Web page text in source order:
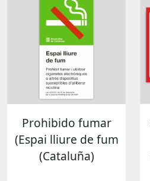
Prohibido fumar
(Espai lliure de fum
(Cataluña)